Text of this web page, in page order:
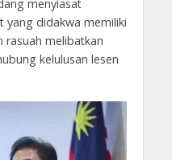
menyiasat
yang didakwa memiliki
rasuah melibatkan
kelulusan lesen